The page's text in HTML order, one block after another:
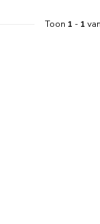
Toon 1 - 1